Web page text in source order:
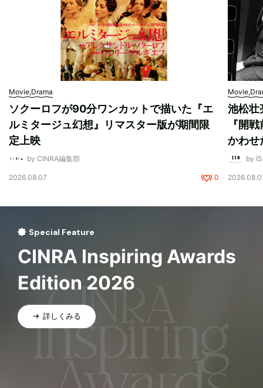
Movie,Drama
ソクーロフが90分ワンカットで描いた『エ
ルミタージュ幻想』リマスター版が期間限
定上映
by CINRA編集部
2026.08.07 0
池松壮
『開
かわせ
by
Special Feature
CINRA Inspiring Awards
Edition 2026
詳しくみる